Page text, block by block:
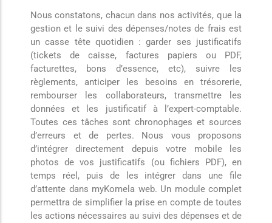
Nous constatons, chacun dans nos activités, que la
gestion et le suivi des dépenses/notes de frais est
un casse tête quotidien : garder ses justificatifs
(tickets de caisse, factures papiers ou PDF,
facturettes, bons d’essence, etc), suivre les
règlements, anticiper les besoins en trésorerie,
rembourser les collaborateurs, transmettre les
données et les justificatif à l’expert-comptable.
Toutes ces tâches sont chronophages et sources
d’erreurs et de pertes. Nous vous proposons
d’intégrer directement depuis votre mobile les
photos de vos justificatifs (ou fichiers PDF), en
temps réel, puis de les intégrer dans une file
d’attente dans myKomela web. Un module complet
permettra de simplifier la prise en compte de toutes
les actions nécessaires au suivi des dépenses et de